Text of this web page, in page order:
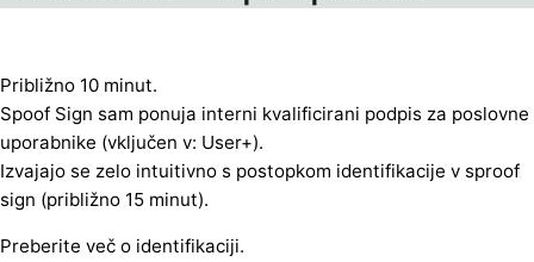
Približno 10 minut.
Spoof Sign sam ponuja interni kvalificirani podpis za poslovne
uporabnike (vključen v: User+).
Izvajajo se zelo intuitivno s postopkom identifikacije v sproof
sign (približno 15 minut).
Preberite več o identifikaciji.